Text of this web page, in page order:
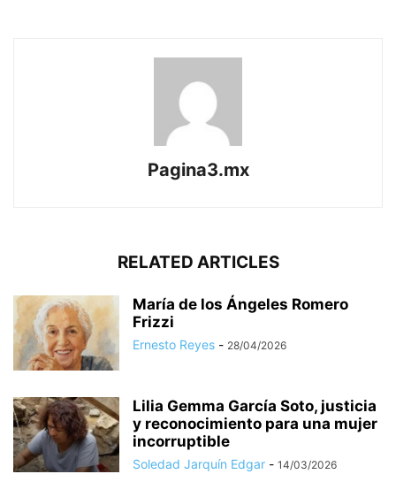
Pagina3.mx
RELATED ARTICLES
María de los Ángeles Romero
Frizzi
Ernesto Reyes - 28/04/2026
Lilia Gemma García Soto, justicia
y reconocimiento para una mujer
incorruptible
Soledad Jarquín Edgar - 14/03/2026